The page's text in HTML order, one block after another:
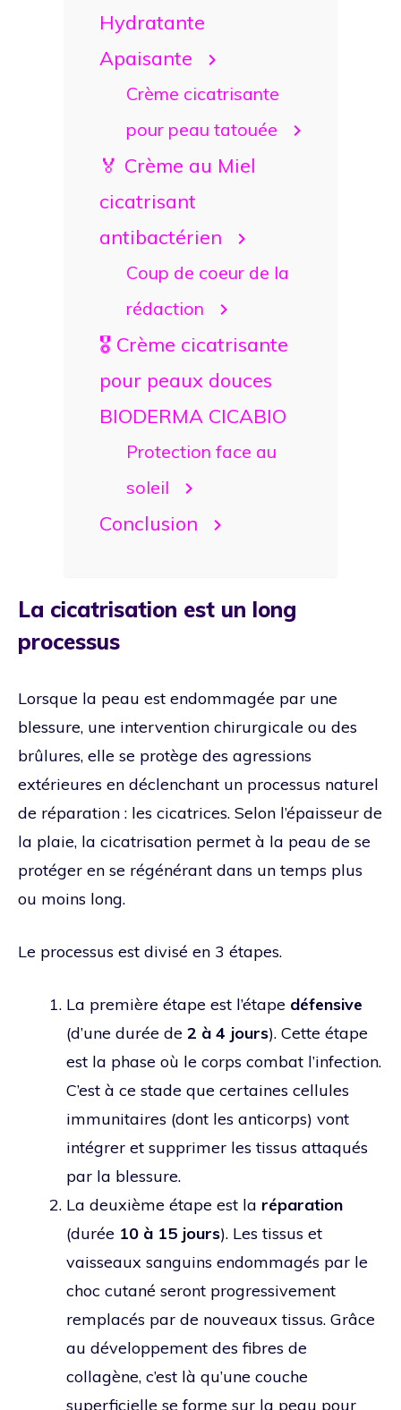
Hydratante
Apaisante
Crème cicatrisante
pour peau tatouée
🏅 Crème au Miel
cicatrisant
antibactérien
Coup de coeur de la
rédaction
🎖️ Crème cicatrisante
pour peaux douces
BIODERMA CICABIO
Protection face au
soleil
Conclusion
La cicatrisation est un long
processus
Lorsque la peau est endommagée par une
blessure, une intervention chirurgicale ou des
brûlures, elle se protège des agressions
extérieures en déclenchant un processus naturel
de réparation : les cicatrices. Selon l’épaisseur de
la plaie, la cicatrisation permet à la peau de se
protéger en se régénérant dans un temps plus
ou moins long.
Le processus est divisé en 3 étapes.
La première étape est l’étape défensive
(d’une durée de 2 à 4 jours). Cette étape
est la phase où le corps combat l’infection.
C’est à ce stade que certaines cellules
immunitaires (dont les anticorps) vont
intégrer et supprimer les tissus attaqués
par la blessure.
La deuxième étape est la réparation
(durée 10 à 15 jours). Les tissus et
vaisseaux sanguins endommagés par le
choc cutané seront progressivement
remplacés par de nouveaux tissus. Grâce
au développement des fibres de
collagène, c’est là qu’une couche
superficielle se forme sur la peau pour